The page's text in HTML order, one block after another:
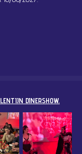
DINERSHOW.